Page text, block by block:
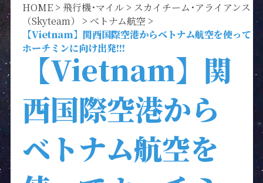
HOME> 飛行機･マイル> スカイチーム･アライアンス
（Skyteam）
> ベトナム航空 >
【Vietnam】関西国際空港からベトナム航空を使って
ホーチミンに向け出発!!!
【Vietnam】関
西国際空港から
ベトナム航空を